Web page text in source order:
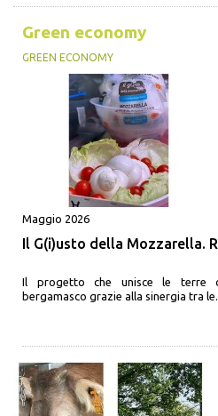
Green economy
GREEN ECONOMY
Maggio 2026
Il G(i)usto della Mozzarella.
Il progetto che unisce le terre
bergamasco grazie alla sinergia tra